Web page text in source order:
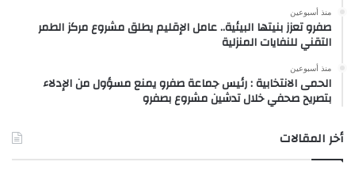
منذ أسبوعين
صفرو تعزز بنيتها البيئية.. عامل الإقليم يطلق مشروع مركز الطمر
التقني للنفايات المنزلية
منذ أسبوعين
الحمى الانتخابية : رئيس جماعة صفرو يمنع مسؤول من الإدلاء
بتصريح صحفي خلال تدشين مشروع بصفرو
أخر المقالات